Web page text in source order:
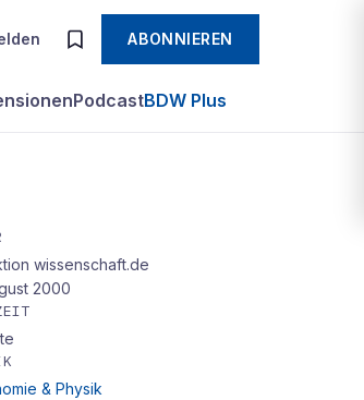
ABONNIEREN
PodcastBDW Plus
wissenschaft.de
2000
& Physik